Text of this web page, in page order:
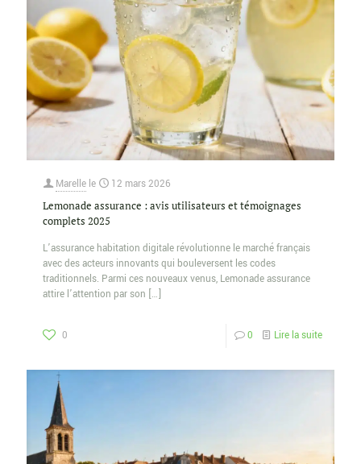
Marelle le 12 mars 2026
Lemonade assurance : avis utilisateurs et témoignages
complets 2025
L’assurance habitation digitale révolutionne le marché français
avec des acteurs innovants qui bouleversent les codes
traditionnels. Parmi ces nouveaux venus, Lemonade assurance
attire l’attention par son […]
0 0 Lire la suite